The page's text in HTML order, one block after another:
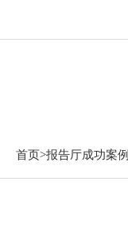
首页>报告厅成功案例